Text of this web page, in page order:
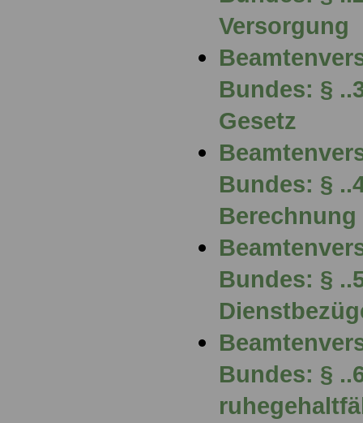
Versorgung
Bundes: §
Gesetz
Bundes: §
Bundes: §
Bundes: §